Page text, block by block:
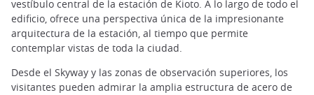
vestíbulo central de la estación de Kioto. A lo largo de todo el
edificio, ofrece una perspectiva única de la impresionante
arquitectura de la estación, al tiempo que permite
contemplar vistas de toda la ciudad.
Desde el Skyway y las zonas de observación superiores, los
visitantes pueden admirar la amplia estructura de acero de